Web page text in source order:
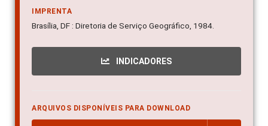
IMPRENTA
Brasília, DF : Diretoria de Serviço Geográfico, 1984.
INDICADORES
ARQUIVOS DISPONÍVEIS PARA DOWNLOAD